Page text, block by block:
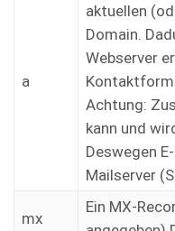
a
aktuellen
Domain.
Webserver
Achtung:
kann und
Deswegen
Mailserver
mx
Ein MX-